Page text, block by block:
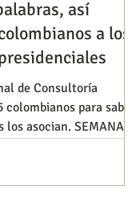
así
a los
de Consultoría
para saber
los asocian. SEMANA